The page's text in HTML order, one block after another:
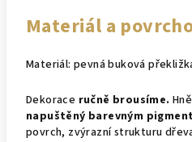
Materiál a
Materiál: pevná buková
Dekorace ručně brousíme.
napuštěný barevným
povrch, zvýrazní strukturu